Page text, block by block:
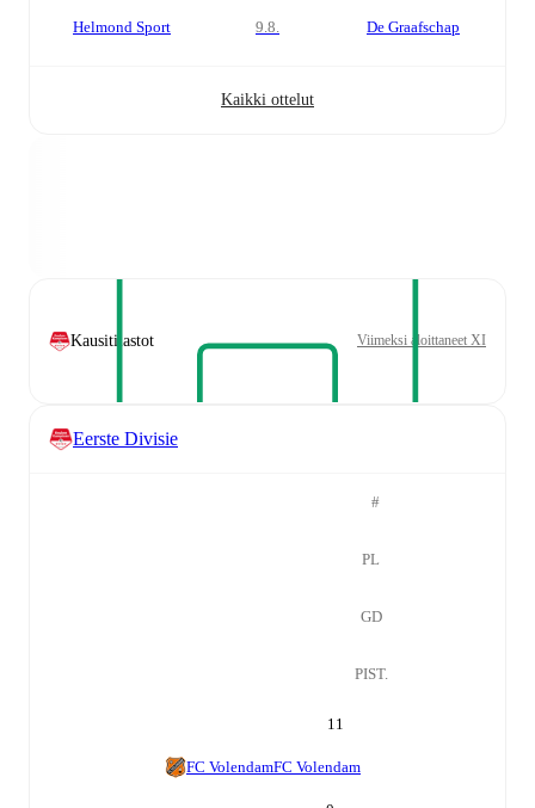
Helmond Sport 9.8. De Graafschap
Kaikki ottelut
Kausitilastot Viimeksi aloittaneet XI
Eerste Divisie
#
PL
GD
PIST.
11
FC VolendamFC Volendam